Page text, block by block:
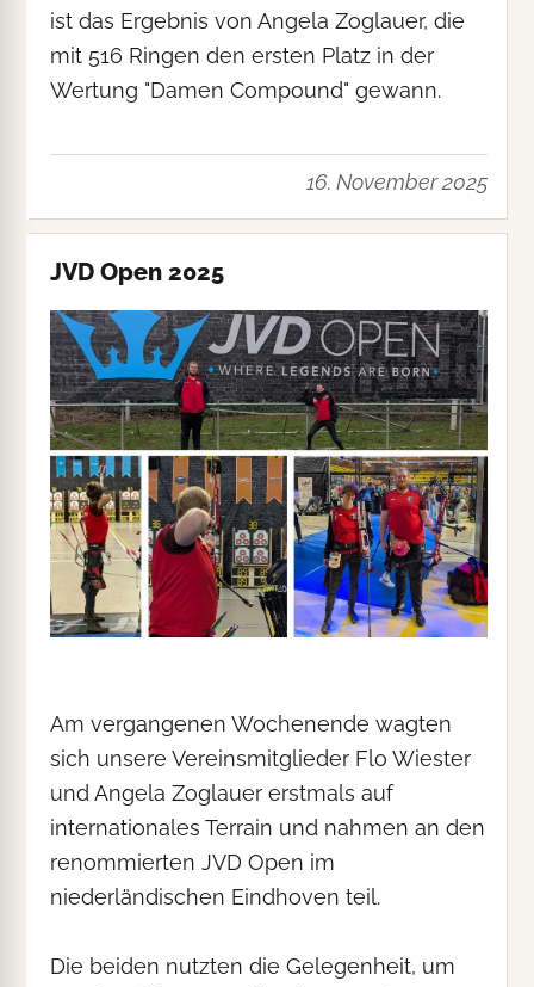
ist das Ergebnis von Angela Zoglauer, die
mit 516 Ringen den ersten Platz in der
Wertung "Damen Compound" gewann.
16. November 2025
JVD Open 2025
Am vergangenen Wochenende wagten
sich unsere Vereinsmitglieder Flo Wiester
und Angela Zoglauer erstmals auf
internationales Terrain und nahmen an den
renommierten JVD Open im
niederländischen Eindhoven teil.
Die beiden nutzten die Gelegenheit, um